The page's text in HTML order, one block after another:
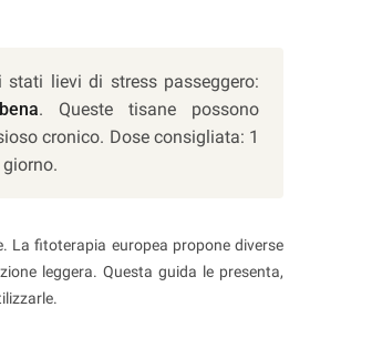
lievi di stress passeggero:
. Queste tisane possono
cronico. Dose consigliata: 1
La fitoterapia europea propone diverse
leggera. Questa guida le presenta,